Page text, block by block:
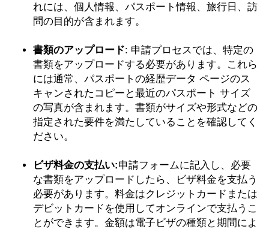
れには、個人情報、パスポート情報、旅行日、訪
問の目的が含まれます。
書類のアップロード: 申請プロセスでは、特定の
書類をアップロードする必要があります。これら
には通常、パスポートの経歴データ ページのス
キャンされたコピーと最近のパスポート サイズ
の写真が含まれます。書類がサイズや形式などの
指定された要件を満たしていることを確認してく
ださい。
ビザ料金の支払い:申請フォームに記入し、必要
な書類をアップロードしたら、ビザ料金を支払う
必要があります。料金はクレジットカードまたは
デビットカードを使用してオンラインで支払うこ
とができます。金額は電子ビザの種類と期間によ